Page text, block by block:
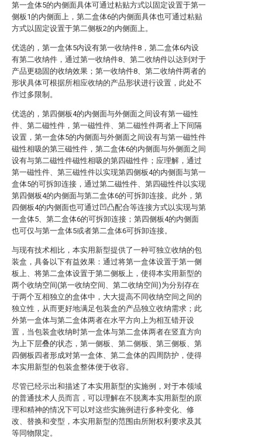
第一盒体5的内侧面具体可通过粘贴方式以固定设置于第一
侧板1的内侧面上，第二盒体6的内侧面具体也可通过粘贴
方式以固定设置于第二侧板2的内侧面上。
优选的，第一盒体5内设有第一收纳件8，第二盒体6内设
有第二收纳件，通过第一收纳件8、第二收纳件以达到对于
产品更稳固的收纳效果；第一收纳件8、第二收纳件两者的
形状具体可根据所相应收纳的产品形状进行设置，此处不
作过多限制。
优选的，第四侧板4的内侧面与外侧面之间设有第一磁性
件、第二磁性件，第一磁性件、第二磁性件两者上下间隔
设置，第一盒体5的内侧面与外侧面之间设有与第一磁性件
磁性相吸的第三磁性件，第二盒体6的内侧面与外侧面之间
设有与第二磁性件磁性相吸的第四磁性件；应理解，通过
第一磁性件、第三磁性件以实现第四侧板4的内侧面与第一
盒体5的可拆卸连接，通过第二磁性件、第四磁性件以实现
第四侧板4的内侧面与第二盒体6的可拆卸连接。此外，第
四侧板4的内侧面也可通过凹凸配合等连接方式以实现与第
一盒体5、第二盒体6的可拆卸连接；第四侧板4的内侧面
也可仅与第一盒体5或者第二盒体6可拆卸连接。
与现有技术相比，本实用新型提供了一种可独立收纳的包
装盒，具备以下有益效果：通过将第一盒体设置于第一侧
板上、将第二盒体设置于第二侧板上，使得本实用新型的
两个收纳空间(第一收纳空间、第二收纳空间)为分别存在
于两个互相独立的盒体中，大大提高不同收纳空间之间的
独立性，从而更好地满足包装盒的产品独立收纳需求；此
外第一盒体与第二盒体两者在水平方向上为相互错开设
置，当包装盒收纳时第一盒体与第二盒体两者在竖直方向
为上下层叠的状态，第一侧板、第二侧板、第三侧板、第
四侧板四者形成对第一盒体、第二盒体的四周防护，使得
本实用新型的包装盒整体便于收容。
尽管已经示出和描述了本实用新型的实施例，对于本领域
的普通技术人员而言，可以理解在不脱离本实用新型的原
理和精神的情况下可以对这些实施例进行多种变化、修
改、替换和变型，本实用新型的范围由所附权利要求及其
等同物限定。